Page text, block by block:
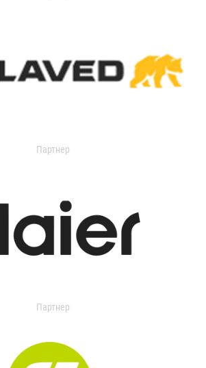
Партнер
Партнер